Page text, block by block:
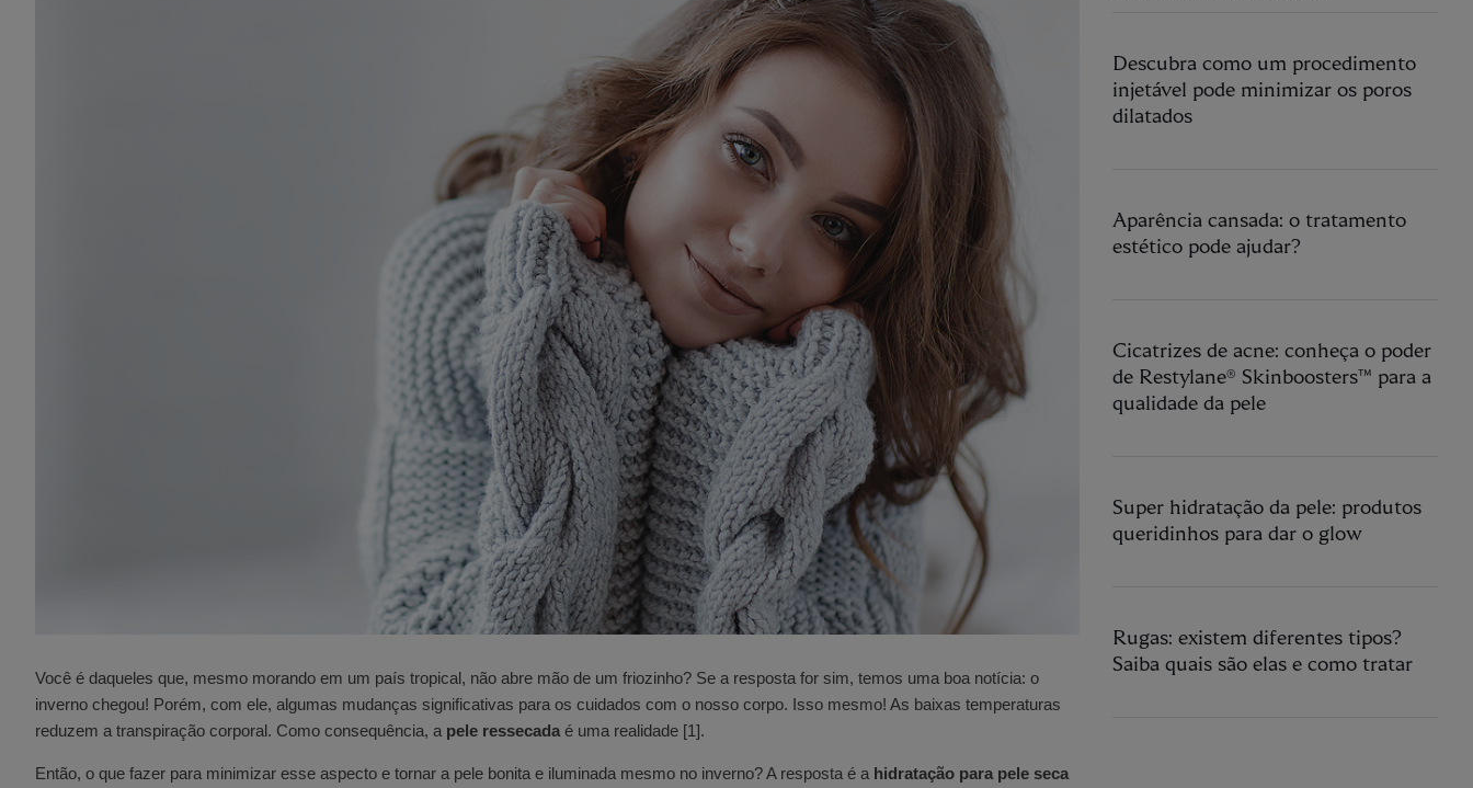
Você é daqueles que, mesmo morando em um país tropical, não abre mão de um friozinho? Se a resposta for sim, temos uma boa notícia: o
inverno chegou! Porém, com ele, algumas mudanças significativas para os cuidados com o nosso corpo. Isso mesmo! As baixas temperaturas
reduzem a transpiração corporal. Como consequência, a pele ressecada é uma realidade [1].
Então, o que fazer para minimizar esse aspecto e tornar a pele bonita e iluminada mesmo no inverno? A resposta é a hidratação para pele seca
Descubra como um procedimento
injetável pode minimizar os poros
dilatados
Aparência cansada: o tratamento
estético pode ajudar?
Cicatrizes de acne: conheça o poder
de Restylane® Skinboosters™ para a
qualidade da pele
Super hidratação da pele: produtos
queridinhos para dar o glow
Rugas: existem diferentes tipos?
Saiba quais são elas e como tratar